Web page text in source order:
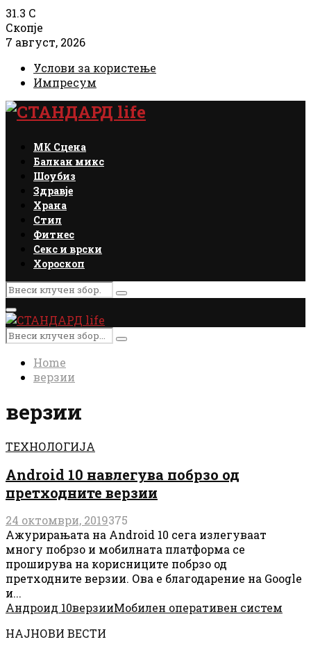
31.3 C
Скопје
7 август, 2026
Услови за користење
Импресум
Facebook
Instagram
Email
Rss
МК Сцена
Балкан микс
Шоубиз
Здравје
Храна
Стил
Фитнес
Секс и врски
Хороскоп
Search
for:
Search
Primary
Menu
Search
for:
Search
Home
верзии
верзии
ТЕХНОЛОГИЈА
Android 10 навлегува побрзо од
претходните верзии
24 октомври, 2019375
Ажурирањата на Android 10 сега излегуваат
многу побрзо и мобилната платформа се
проширува на корисниците побрзо од
претходните верзии. Ова е благодарение на Google
и...
Андроид 10верзииМобилен оперативен систем
НАЈНОВИ ВЕСТИ